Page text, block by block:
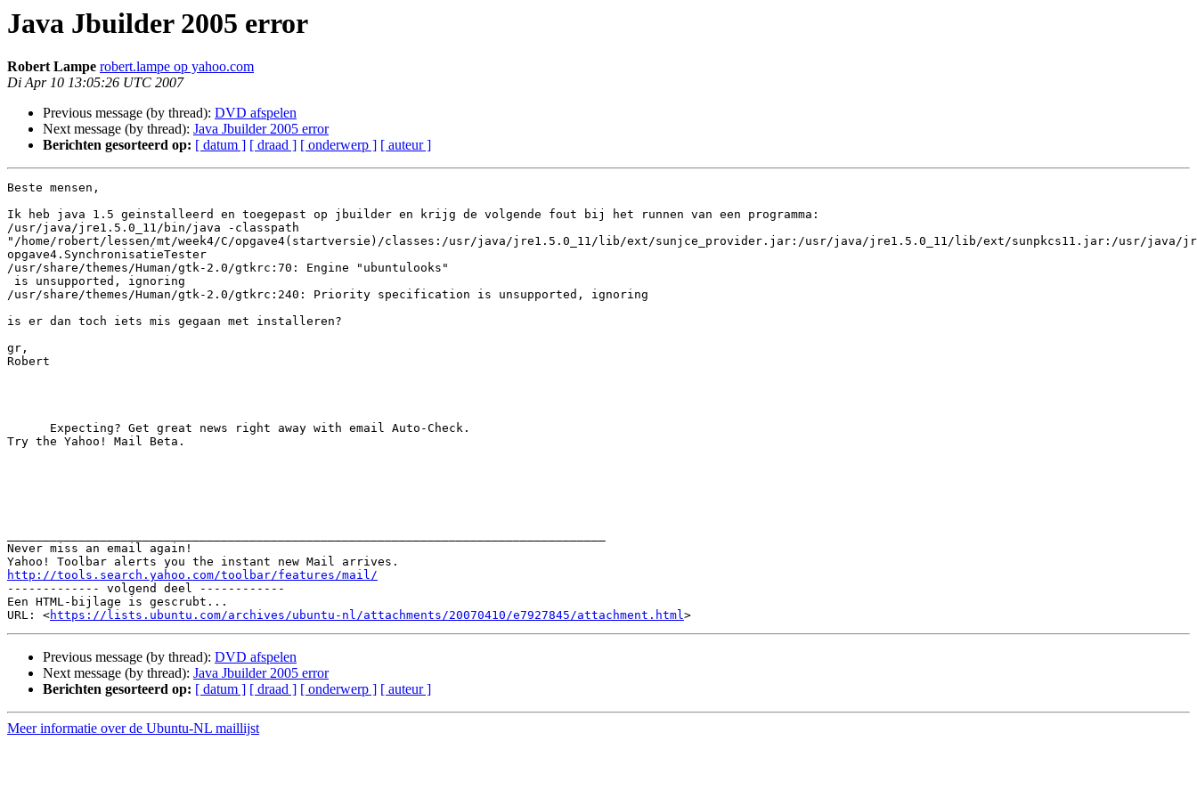
Java Jbuilder 2005 error
Robert Lampe robert.lampe op yahoo.com
Di Apr 10 13:05:26 UTC 2007
Previous message (by thread): DVD afspelen
Next message (by thread): Java Jbuilder 2005 error
Berichten gesorteerd op: [ datum ] [ draad ] [ onderwerp ] [ auteur ]
Beste mensen,
Ik heb java 1.5 geinstalleerd en toegepast op jbuilder en krijg de volgende fout bij het runnen van een programma:
/usr/java/jre1.5.0_11/bin/java -classpath
"/home/robert/lessen/mt/week4/C/opgave4(startversie)/classes:/usr/java/jre1.5.0_11/lib/ext/sunjce_provider.jar:/usr/java/jre1.5.0_11/lib/ext/
opgave4.SynchronisatieTester
/usr/share/themes/Human/gtk-2.0/gtkrc:70: Engine "ubuntulooks"
/usr/share/themes/Human/gtk-2.0/gtkrc:240: Priority specification is unsupported, ignoring
is er dan toch iets mis gegaan met installeren?
gr,
Robert
Try the Yahoo! Mail Beta.
Never miss an email again!
http://tools.search.yahoo.com/toolbar/features/mail/
------------- volgend deel ------------
Een HTML-bijlage is gescrubt...
URL: <https://lists.ubuntu.com/archives/ubuntu-nl/attachments/20070410/e7927845/attachment.html
Previous message (by thread): DVD afspelen
Next message (by thread): Java Jbuilder 2005 error
Berichten gesorteerd op: [ datum ] [ draad ] [ onderwerp ] [ auteur ]
Meer informatie over de Ubuntu-NL maillijst